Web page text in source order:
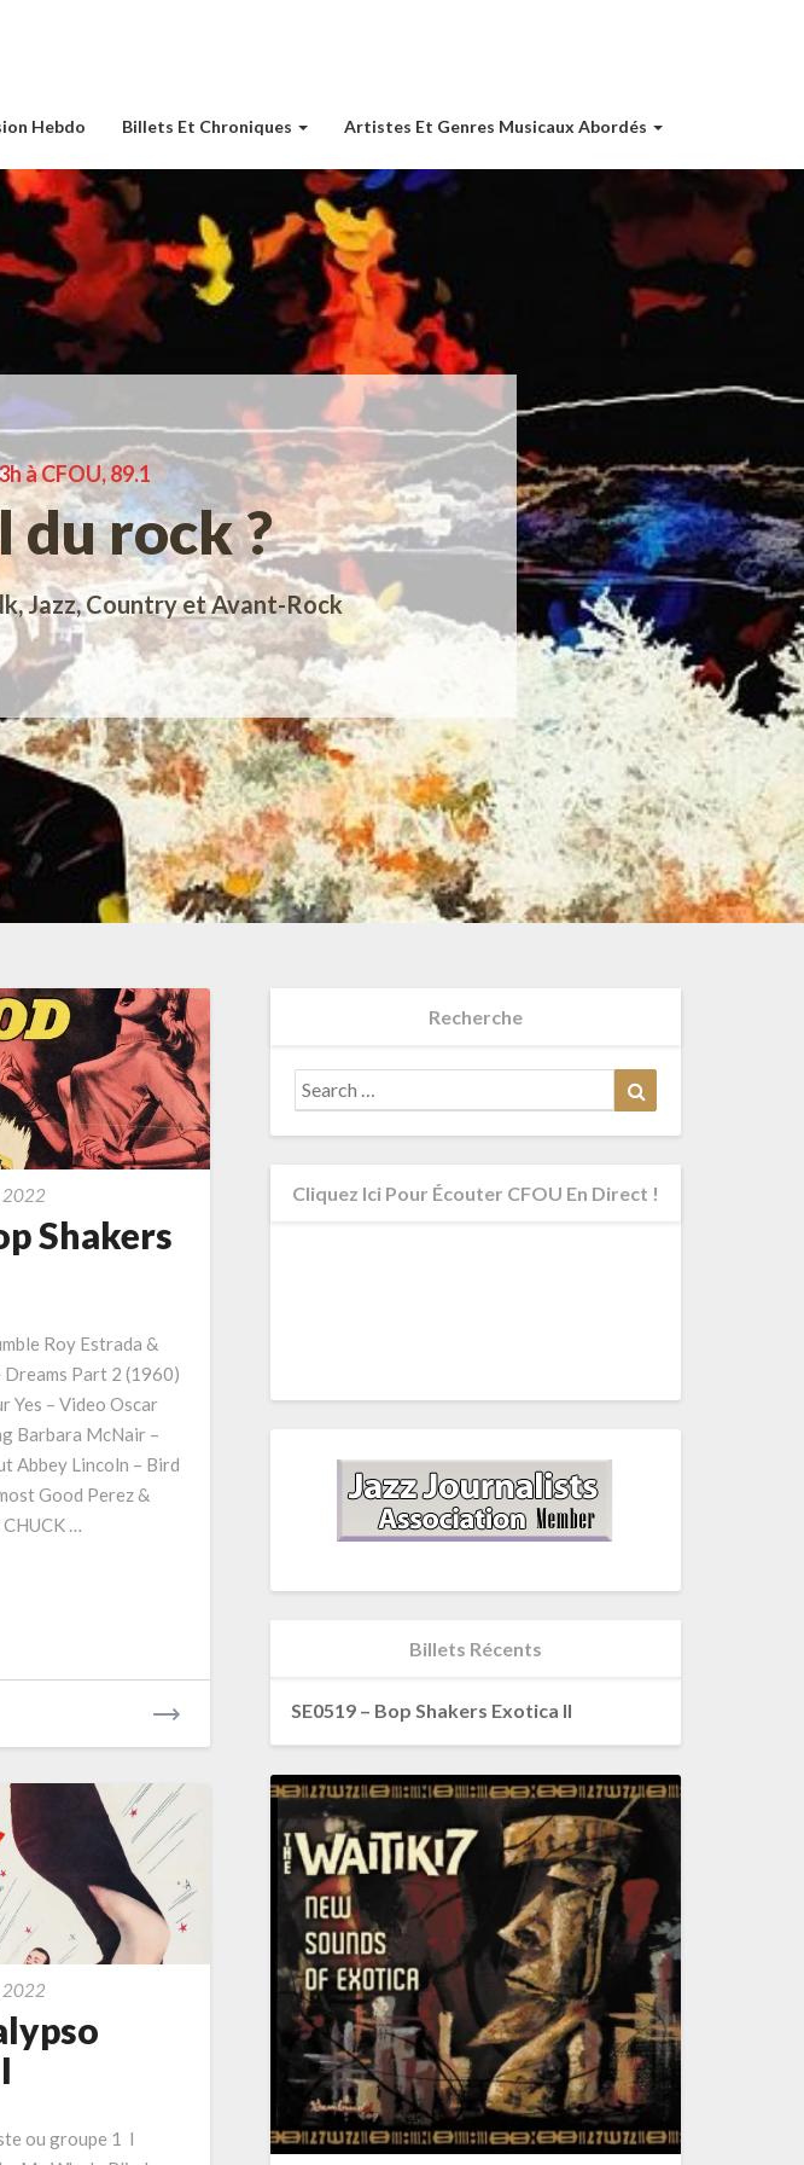
Hebdo Billets Et Chroniques Artistes Et Genres Musicaux Abordés
à CFOU, 89.1
du rock ?
Jazz, Country et Avant-Rock
2022
–
Bop
II
Shakers
Roy Estrada &
Dreams Part 2 (1960)
Yes – Video Oscar
Barbara McNair –
Abbey Lincoln – Bird
Good Perez &
…
2022
–
Calypso
II
ou groupe 1 I
Recherche
Search
for:
Cliquez Ici Pour Écouter CFOU En Direct !
Billets Récents
SE0519 – Bop Shakers Exotica II